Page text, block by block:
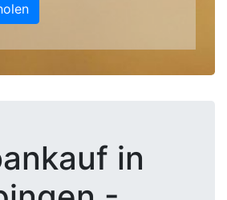
in